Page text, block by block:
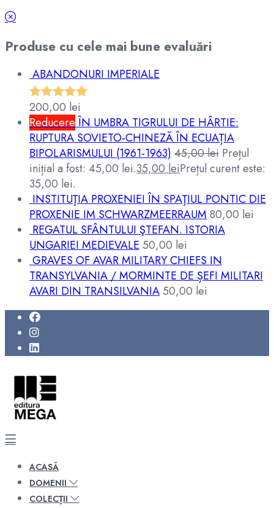
Produse cu cele mai bune evaluări
ABANDONURI IMPERIALE
Evaluat la
5.00din 5
200,00 lei
ReducereÎN UMBRA TIGRULUI DE HÂRTIE:
RUPTURA SOVIETO-CHINEZĂ ÎN ECUAȚIA
BIPOLARISMULUI (1961-1963)45,00lei Prețul
inițial a fost: 45,00 lei.35,00leiPrețul curent este:
35,00 lei.
INSTITUŢIA PROXENIEI ÎN SPAŢIUL PONTIC DIE
PROXENIE IM SCHWARZMEERRAUM80,00 lei
REGATUL SFÂNTULUI ŞTEFAN. ISTORIA
UNGARIEI MEDIEVALE50,00 lei
GRAVES OF AVAR MILITARY CHIEFS IN
TRANSYLVANIA / MORMINTE DE ȘEFI MILITARI
AVARI DIN TRANSILVANIA50,00 lei
ACASĂ
DOMENII
COLECȚII